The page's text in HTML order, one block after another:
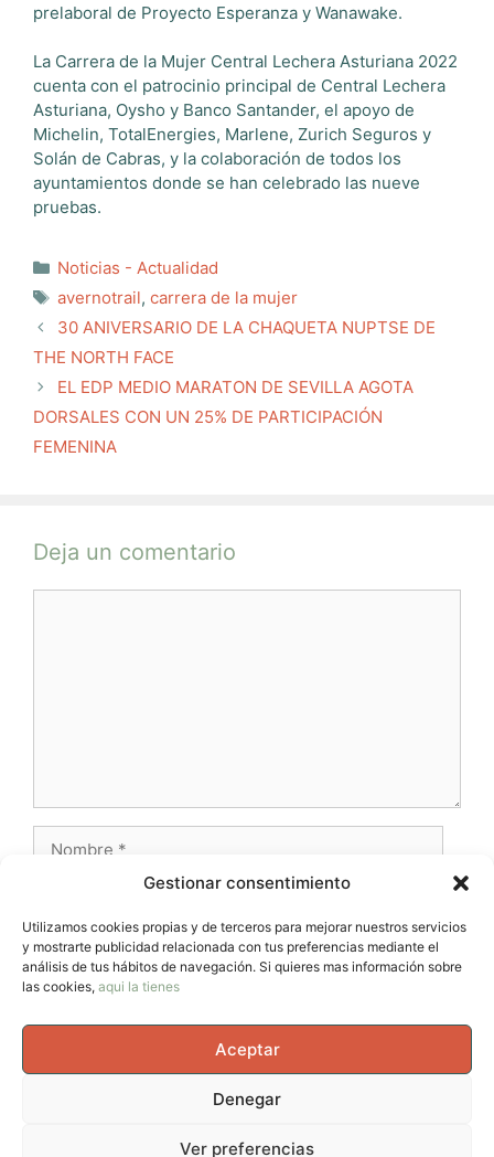
Gestionar consentimiento
Utilizamos cookies propias y de terceros para mejorar nuestros servicios
y mostrarte publicidad relacionada con tus preferencias mediante el
análisis de tus hábitos de navegación. Si quieres mas información sobre
las cookies, aqui la tienes
Aceptar
Denegar
Ver preferencias
prelaboral de Proyecto Esperanza y Wanawake.
La Carrera de la Mujer Central Lechera Asturiana 2022
cuenta con el patrocinio principal de Central Lechera
Asturiana, Oysho y Banco Santander, el apoyo de
Michelin, TotalEnergies, Marlene, Zurich Seguros y
Solán de Cabras, y la colaboración de todos los
ayuntamientos donde se han celebrado las nueve
pruebas.
Categorías
Noticias - Actualidad
Etiquetas
avernotrail, carrera de la mujer
30 ANIVERSARIO DE LA CHAQUETA NUPTSE DE
THE NORTH FACE
EL EDP MEDIO MARATON DE SEVILLA AGOTA
DORSALES CON UN 25% DE PARTICIPACIÓN
FEMENINA
Deja un comentario
electrónico
Web
© 2026 AvernoTrail - Movimiento, vida y curiosidad, un